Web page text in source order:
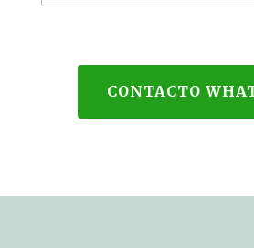
CONTACTO